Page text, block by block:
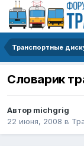
Транспортные
Словарик
Автор michgrig
22 июня, 2008 в